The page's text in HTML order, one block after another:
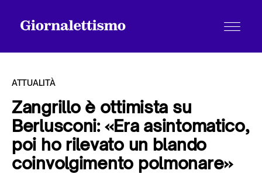
Tutti gli articoli
ATTUALITÀ
Zangrillo è ottimista su
Berlusconi: «Era asintomatico,
poi ho rilevato un blando
coinvolgimento polmonare»